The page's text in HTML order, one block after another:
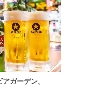
ガーデン。